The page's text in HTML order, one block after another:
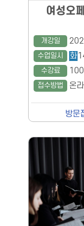
방문
여성오
개강일
수업일시 화
수강료
접수방법 온